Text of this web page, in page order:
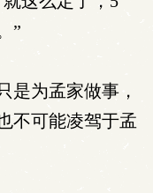
”
为孟家做事，
不可能凌驾于孟